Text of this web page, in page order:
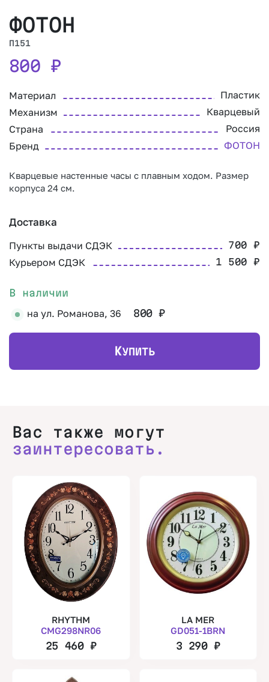
ФОТОН
П151
800 ₽
Материал
Пластик
Механизм
Кварцевый
Страна
Россия
Бренд
ФОТОН
Кварцевые настенные часы с плавным ходом. Размер
корпуса 24 см.
Доставка
Пункты выдачи СДЭК 700₽
Курьером СДЭК 1 500₽
В наличии
на ул. Романова, 36 800₽
КУПИТЬ
Вас также могут
заинтересовать.
RHYTHM
CMG298NR06
25 460₽
LA MER
GD051-1BRN
3 290₽